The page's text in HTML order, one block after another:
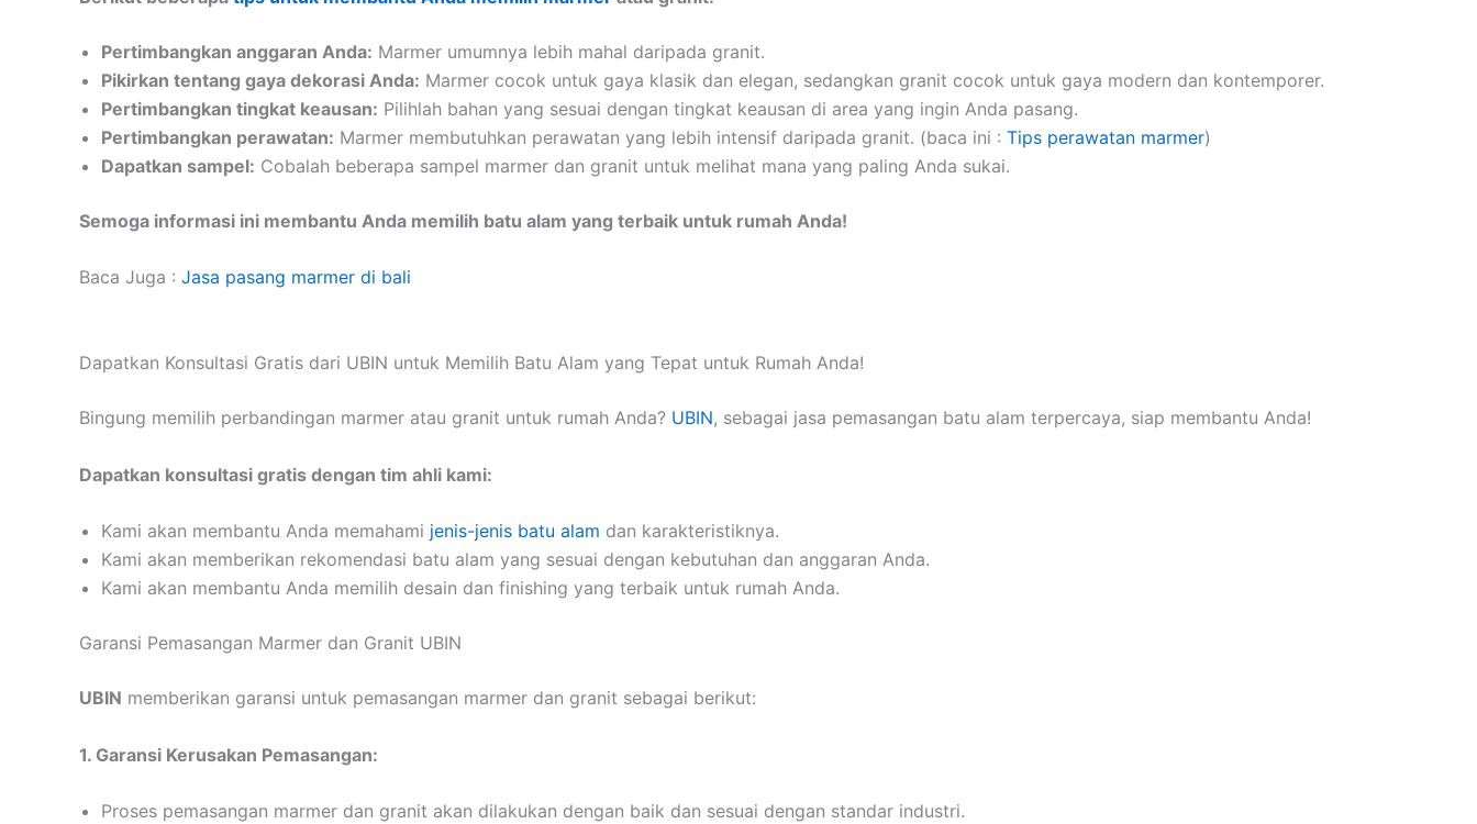
Pertimbangkan anggaran Anda: Marmer umumnya lebih mahal daripada granit.
Pikirkan tentang gaya dekorasi Anda: Marmer cocok untuk gaya klasik dan elegan, sedangkan granit cocok untuk gaya modern dan kontemporer.
Pertimbangkan tingkat keausan: Pilihlah bahan yang sesuai dengan tingkat keausan di area yang ingin Anda pasang.
Pertimbangkan perawatan: Marmer membutuhkan perawatan yang lebih intensif daripada granit. (baca ini : Tips perawatan marmer)
Dapatkan sampel: Cobalah beberapa sampel marmer dan granit untuk melihat mana yang paling Anda sukai.
Semoga informasi ini membantu Anda memilih batu alam yang terbaik untuk rumah Anda!
Baca Juga : Jasa pasang marmer di bali
Dapatkan Konsultasi Gratis dari UBIN untuk Memilih Batu Alam yang Tepat untuk Rumah Anda!
Bingung memilih perbandingan marmer atau granit untuk rumah Anda? UBIN, sebagai jasa pemasangan batu alam terpercaya, siap membantu Anda!
Dapatkan konsultasi gratis dengan tim ahli kami:
Kami akan membantu Anda memahami jenis-jenis batu alam dan karakteristiknya.
Kami akan memberikan rekomendasi batu alam yang sesuai dengan kebutuhan dan anggaran Anda.
Kami akan membantu Anda memilih desain dan finishing yang terbaik untuk rumah Anda.
Garansi Pemasangan Marmer dan Granit UBIN
UBIN memberikan garansi untuk pemasangan marmer dan granit sebagai berikut:
1. Garansi Kerusakan Pemasangan:
Proses pemasangan marmer dan granit akan dilakukan dengan baik dan sesuai dengan standar industri.